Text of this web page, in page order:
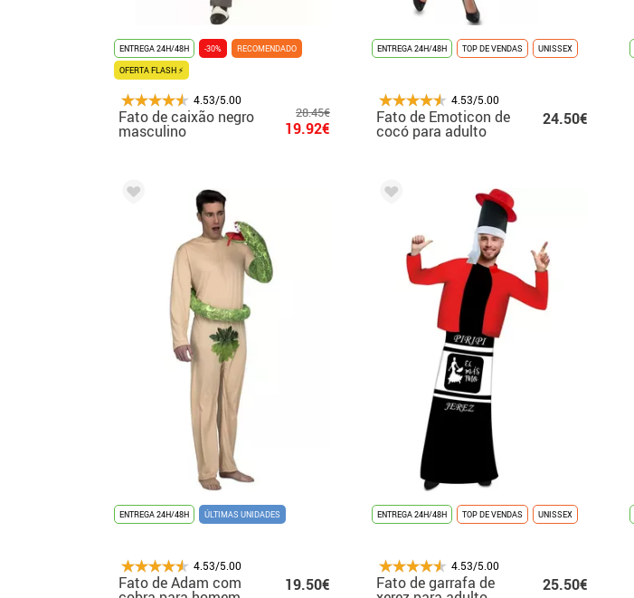
ENTREGA 24H/48H -30%
RECOMENDADO
OFERTA FLASH ⚡
4.53/5.00
Fato de caixão negro
masculino
28.45€
19.92€
ENTREGA 24H/48H TOP DE VENDAS UNISSEX
4.53/5.00
Fato de Emoticon de
cocó para adulto
24.50€
ENTREGA 24H/48H ÚLTIMAS UNIDADES
4.53/5.00
Fato de Adam com 19.50€
ENTREGA 24H/48H TOP DE VENDAS UNISSEX
4.53/5.00
Fato de garrafa de 25.50€